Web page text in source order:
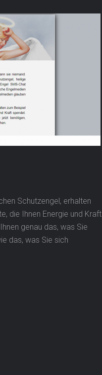
Schutzengel, erhalten
die Ihnen Energie und Kraft
genau das, was Sie
das, was Sie sich